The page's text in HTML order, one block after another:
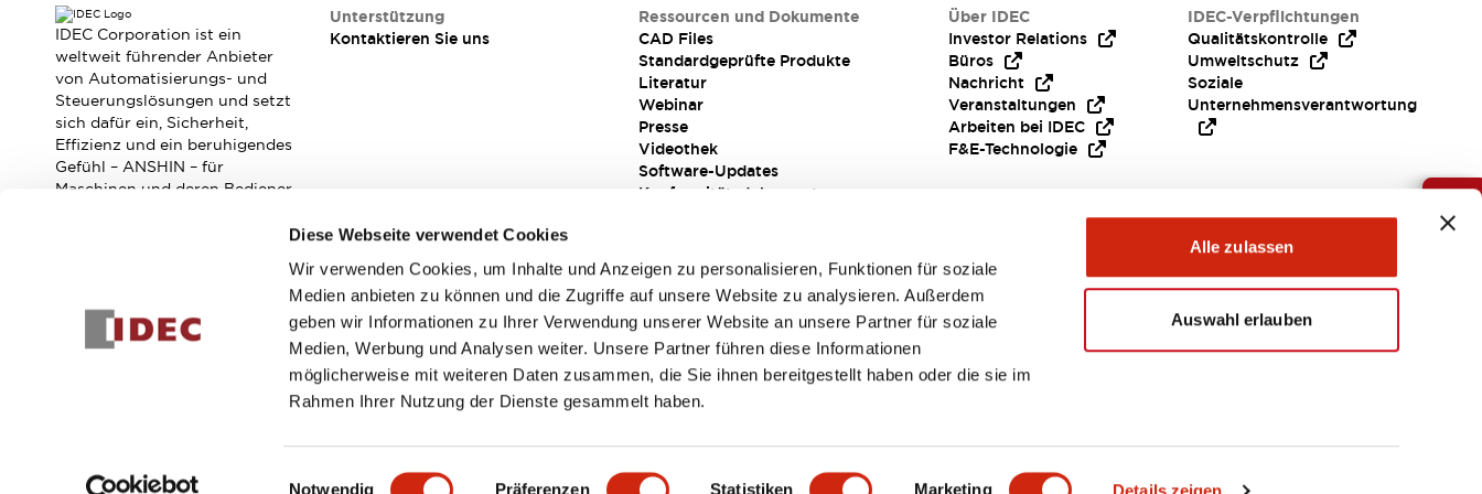
Diese Webseite verwendet Cookies
Wir verwenden Cookies, um Inhalte und Anzeigen zu personalisieren, Funktionen für soziale
Medien anbieten zu können und die Zugriffe auf unsere Website zu analysieren. Außerdem
geben wir Informationen zu Ihrer Verwendung unserer Website an unsere Partner für soziale
Medien, Werbung und Analysen weiter. Unsere Partner führen diese Informationen
möglicherweise mit weiteren Daten zusammen, die Sie ihnen bereitgestellt haben oder die sie im
Rahmen Ihrer Nutzung der Dienste gesammelt haben.
Einwilligungsauswahl
Notwendig Präferenzen Statistiken Marketing Details zeigen
Alle zulassen
Auswahl erlauben
Sicherheitslösungen
IDEC-Sicherheitskonzept
Kollaborative Sicherheit (Sicherheit 2.0)
Sicherheitsrelevante Gesetze und Normen
Sicherheitsausrüstung-Kurs
Entdecken Sie alles
Entdecken Sie alles
Software-Updates
Brauche Hilfe ?
IDEC Corporation ist ein
weltweit führender Anbieter
von Automatisierungs- und
Steuerungslösungen und setzt
sich dafür ein, Sicherheit,
Effizienz und ein beruhigendes
Gefühl – ANSHIN – für
Maschinen und deren Bediener
Unterstützung
Kontaktieren Sie uns
Ressourcen und Dokumente
CAD Files
Standardgeprüfte Produkte
Literatur
Webinar
Presse
Videothek
Software-Updates
Konformitätsdokumente
Über IDEC
Investor Relations
Büros
Nachricht
Veranstaltungen
Arbeiten bei IDEC
F&E-Technologie
IDEC-Verpflichtungen
Qualitätskontrolle
Umweltschutz
Soziale
Unternehmensverantwortung
Abonnieren Sie unseren Newsletter!
Registrieren
DatenschutzrichtlinieGeschäftsbedingungen EMEA